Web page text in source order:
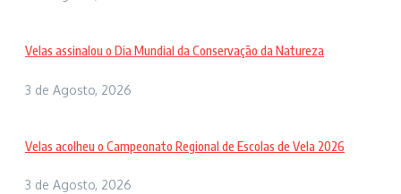
Velas assinalou o Dia Mundial da Conservação da Natureza
3 de Agosto, 2026
Velas acolheu o Campeonato Regional de Escolas de Vela 2026
3 de Agosto, 2026